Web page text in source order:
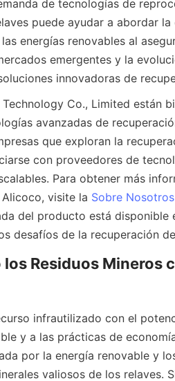
de tecnologías de
puede ayudar a abordar
energías renovables al
emergentes y la
innovadoras de
Co., Limited están
avanzadas de
que exploran la
con proveedores de
Para obtener más
visite la Sobre Nosotros
del producto está disponible
Residuos Mineros
infrautilizado con el
y a las prácticas de
por la energía renovable y
valiosos de los relaves.